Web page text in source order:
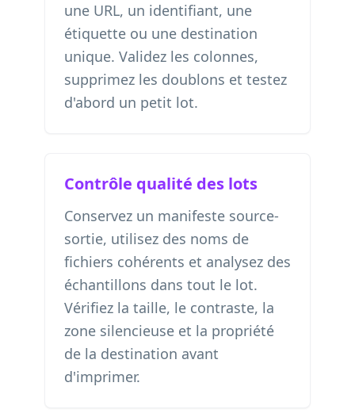
une URL, un identifiant, une
étiquette ou une destination
unique. Validez les colonnes,
supprimez les doublons et testez
d'abord un petit lot.
Contrôle qualité des lots
Conservez un manifeste source-
sortie, utilisez des noms de
fichiers cohérents et analysez des
échantillons dans tout le lot.
Vérifiez la taille, le contraste, la
zone silencieuse et la propriété
de la destination avant
d'imprimer.